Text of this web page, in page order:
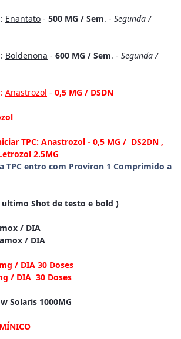
: Enantato - 500 MG / Sem. - Segunda /
: Boldenona - 600 MG / Sem. - Segunda /
: Anastrozol - 0,5 MG / DSDN
TPC: Anastrozol - 0,5 MG / DS2DN ,
2.5MG
TPC entro com Proviron 1 Comprimido a
ultimo Shot de testo e bold )
/ DIA
/ DIA
/ DIA 30 Doses
/ DIA 30 Doses
Solaris 1000MG